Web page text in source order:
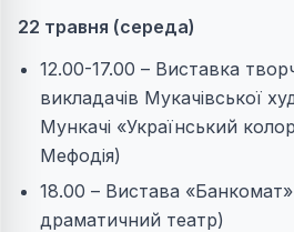
22 травня (середа)
12.00-17.00 – Виставка
викладачів Мукачівської
Мункачі «Український
Мефодія)
18.00 – Вистава
драматичний театр)